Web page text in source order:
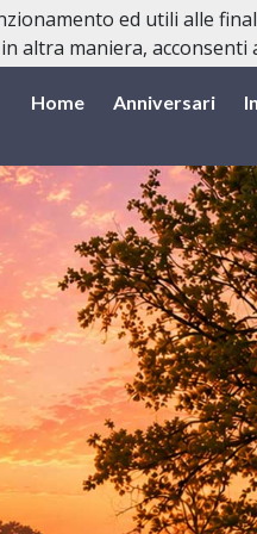
Home Anniversari
ed utili alle
altra maniera, acconsenti